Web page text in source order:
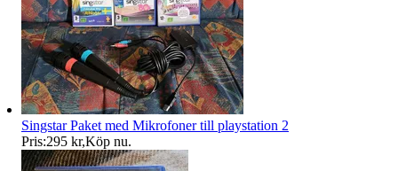
Singstar Paket med Mikrofoner till playstation 2
Pris:295 kr,Köp nu.